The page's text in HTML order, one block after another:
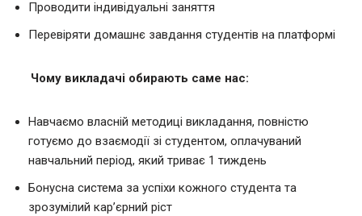
Проводити індивідуальні заняття
Перевіряти домашнє завдання студентів на платформі
Чому викладачі обирають саме нас:
Навчаємо власній методиці викладання, повністю
готуємо до взаємодії зі студентом, оплачуваний
навчальний період, який триває 1 тиждень
Бонусна система за успіхи кожного студента та
зрозумілий кар’єрний ріст